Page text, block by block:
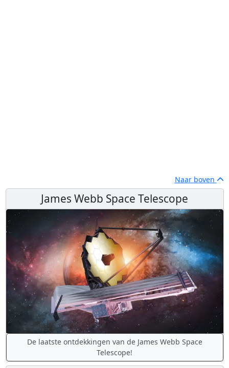
Naar boven
James Webb Space Telescope
De laatste ontdekkingen van de James Webb Space
Telescope!